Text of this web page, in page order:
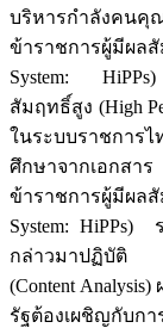
บริหารกำลังค
ข้าราชการผู้มีผลสั
System:
สัมฤทธิ์สูง (High
ในระบบราชการ
ศึกษาจากเอกสา
ข้าราชการผู้มีผลสั
System: HiPPs)
กล่าวมาปฏิบัติ แ
(Content
รัฐต้องเผชิญกับก